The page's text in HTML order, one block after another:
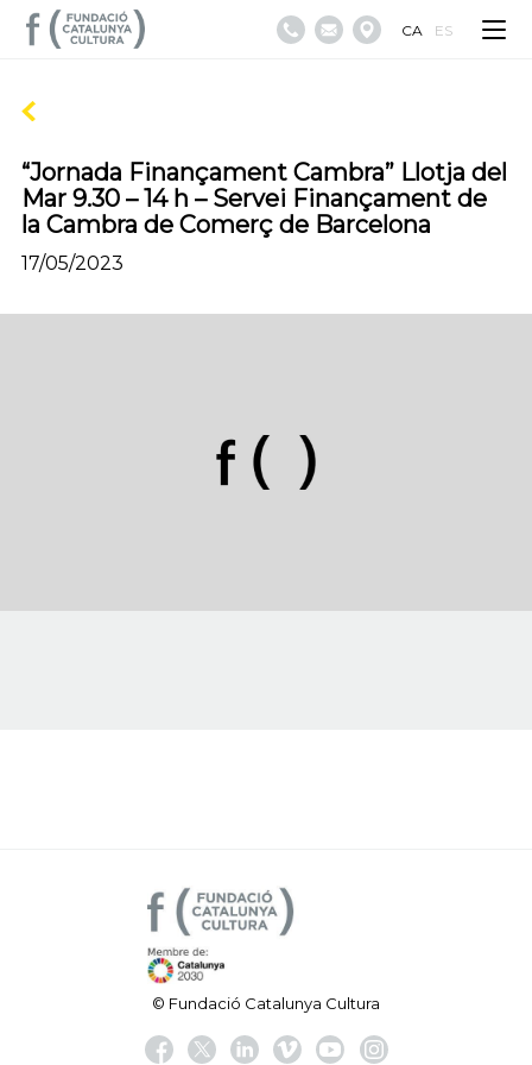
CA ES
“Jornada Finançament Cambra” Llotja del
Mar 9.30 – 14 h – Servei Finançament de
la Cambra de Comerç de Barcelona
17/05/2023
© Fundació Catalunya Cultura